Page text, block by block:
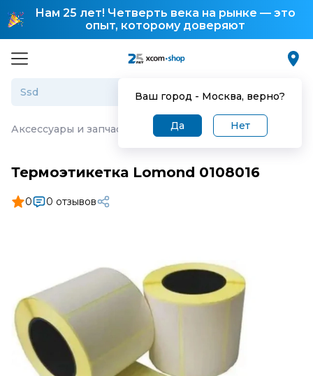
Нам 25 лет! Четверть века на рынке — это
опыт, которому доверяют
Ваш город - Москва, верно?
Да Нет
Аксессуары и запчасти для торгового оборудования
Термоэтикетка Lomond 0108016
0 0 отзывов